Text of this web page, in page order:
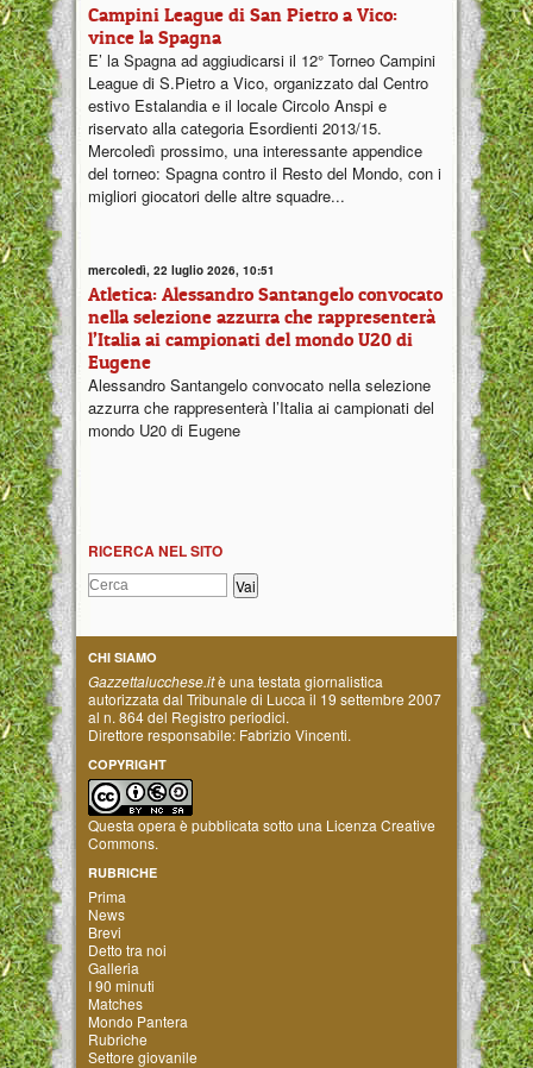
Campini League di San Pietro a Vico:
vince la Spagna
E’ la Spagna ad aggiudicarsi il 12° Torneo Campini
League di S.Pietro a Vico, organizzato dal Centro
estivo Estalandia e il locale Circolo Anspi e
riservato alla categoria Esordienti 2013/15.
Mercoledì prossimo, una interessante appendice
del torneo: Spagna contro il Resto del Mondo, con i
migliori giocatori delle altre squadre...
mercoledì, 22 luglio 2026, 10:51
Atletica: Alessandro Santangelo convocato
nella selezione azzurra che rappresenterà
l’Italia ai campionati del mondo U20 di
Eugene
Alessandro Santangelo convocato nella selezione
azzurra che rappresenterà l’Italia ai campionati del
mondo U20 di Eugene
RICERCA NEL SITO
CHI SIAMO
Gazzettalucchese.itè una testata giornalistica
autorizzata dal Tribunale di Lucca il 19 settembre 2007
al n. 864 del Registro periodici.
Direttore responsabile: Fabrizio Vincenti.
COPYRIGHT
Questa opera è pubblicata sotto una Licenza Creative
Commons.
RUBRICHE
Prima
News
Brevi
Detto tra noi
Galleria
I 90 minuti
Matches
Mondo Pantera
Rubriche
Settore giovanile